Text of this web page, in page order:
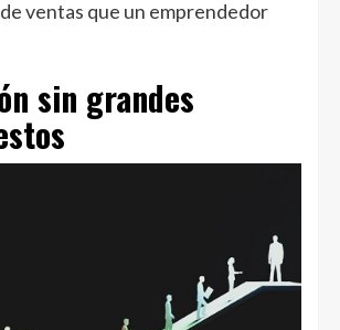
ventas que un emprendedor
sin grandes